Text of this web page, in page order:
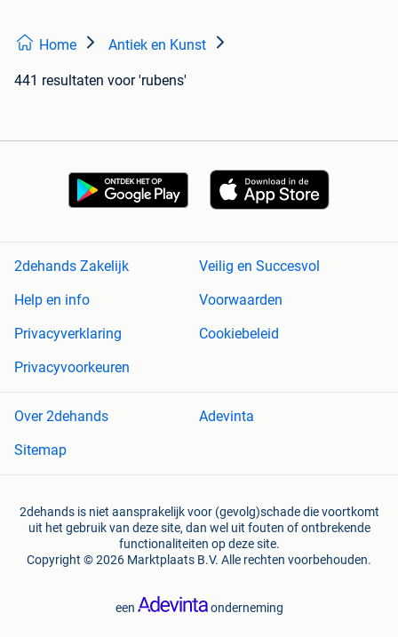
Home Antiek en Kunst
441 resultaten voor 'rubens'
2dehands Zakelijk
Veilig en Succesvol
Help en info
Voorwaarden
Privacyverklaring
Cookiebeleid
Privacyvoorkeuren
Over 2dehands
Adevinta
Sitemap
2dehands is niet aansprakelijk voor (gevolg)schade die voortkomt
uit het gebruik van deze site, dan wel uit fouten of ontbrekende
functionaliteiten op deze site.
Copyright © 2026 Marktplaats B.V. Alle rechten voorbehouden.
een onderneming